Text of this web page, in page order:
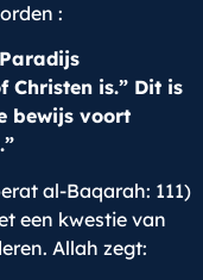
:
Christen is.” Dit is
bewijs voort
al-Baqarah: 111)
een kwestie van
Allah zegt: